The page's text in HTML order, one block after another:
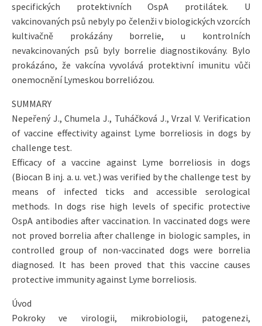
specifických protektivních OspA protilátek. U
vakcinovaných psů nebyly po čelenži v biologických vzorcích
kultivačně prokázány borrelie, u kontrolních
nevakcinovaných psů byly borrelie diagnostikovány. Bylo
prokázáno, že vakcína vyvolává protektivní imunitu vůči
onemocnění Lymeskou borreliózou.
SUMMARY
Nepeřený J., Chumela J., Tuháčková J., Vrzal V. Verification
of vaccine effectivity against Lyme borreliosis in dogs by
challenge test.
Efficacy of a vaccine against Lyme borreliosis in dogs
(Biocan B inj. a. u. vet.) was verified by the challenge test by
means of infected ticks and accessible serological
methods. In dogs rise high levels of specific protective
OspA antibodies after vaccination. In vaccinated dogs were
not proved borrelia after challenge in biologic samples, in
controlled group of non-vaccinated dogs were borrelia
diagnosed. It has been proved that this vaccine causes
protective immunity against Lyme borreliosis.
Úvod
Pokroky ve virologii, mikrobiologii, patogenezi,